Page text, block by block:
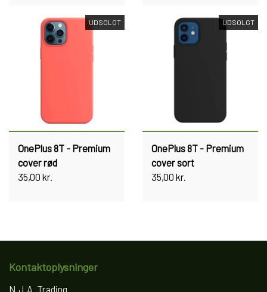
UDSOLGT
OnePlus 8T - Premium
cover rød
35,00 kr.
UDSOLGT
OnePlus 8T - Premium
cover sort
35,00 kr.
Kontaktoplysninger
N.J.A. Trading